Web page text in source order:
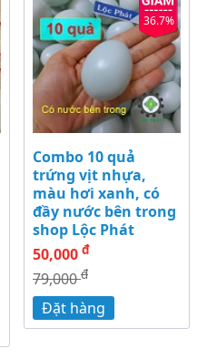
36.7%
Combo 10 quả
trứng vịt nhựa,
màu hơi xanh, có
đầy nước bên trong
shop Lộc Phát
50,000 đ
79,000đ
Đặt hàng